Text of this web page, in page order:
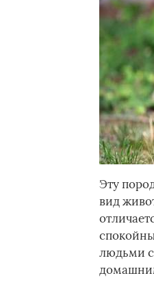
Эту
вид
людьми